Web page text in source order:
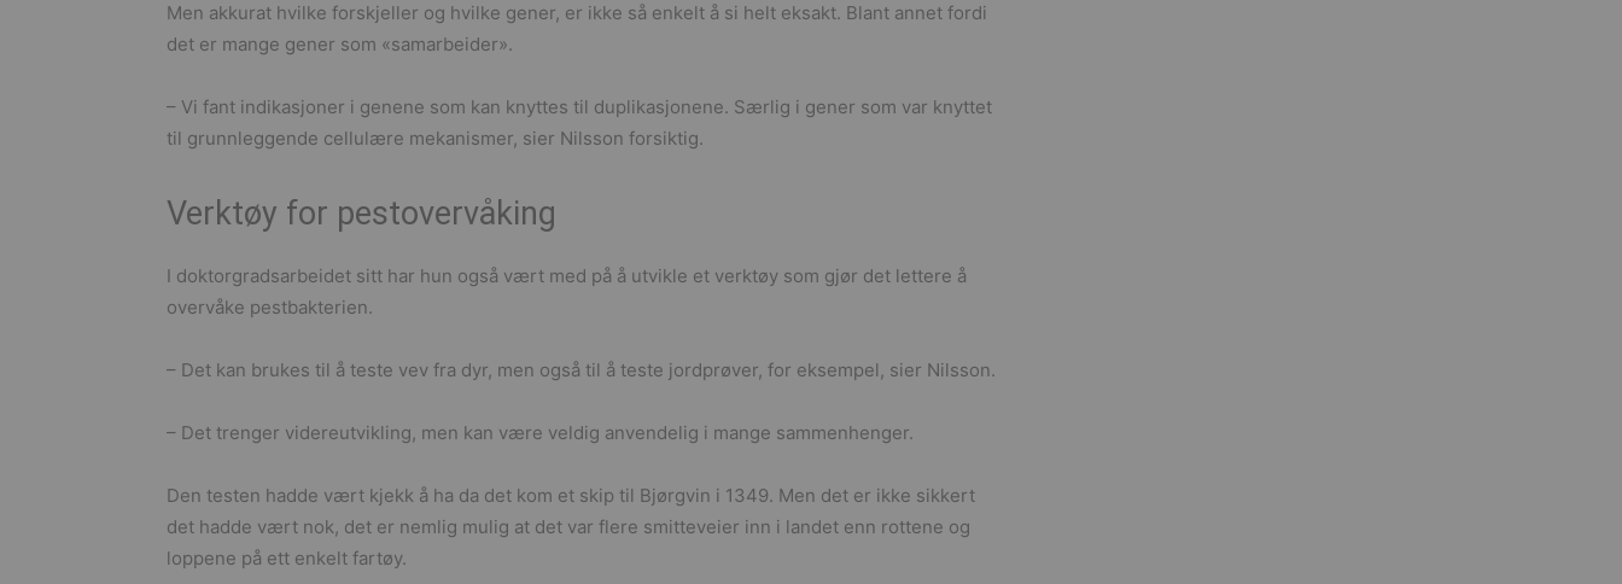
Men akkurat hvilke forskjeller og hvilke gener, er ikke så enkelt å si helt eksakt. Blant annet fordi
det er mange gener som «samarbeider».
– Vi fant indikasjoner i genene som kan knyttes til duplikasjonene. Særlig i gener som var knyttet
til grunnleggende cellulære mekanismer, sier Nilsson forsiktig.
Verktøy for pestovervåking
I doktorgradsarbeidet sitt har hun også vært med på å utvikle et verktøy som gjør det lettere å
overvåke pestbakterien.
– Det kan brukes til å teste vev fra dyr, men også til å teste jordprøver, for eksempel, sier Nilsson.
– Det trenger videreutvikling, men kan være veldig anvendelig i mange sammenhenger.
Den testen hadde vært kjekk å ha da det kom et skip til Bjørgvin i 1349. Men det er ikke sikkert
det hadde vært nok, det er nemlig mulig at det var flere smitteveier inn i landet enn rottene og
loppene på ett enkelt fartøy.